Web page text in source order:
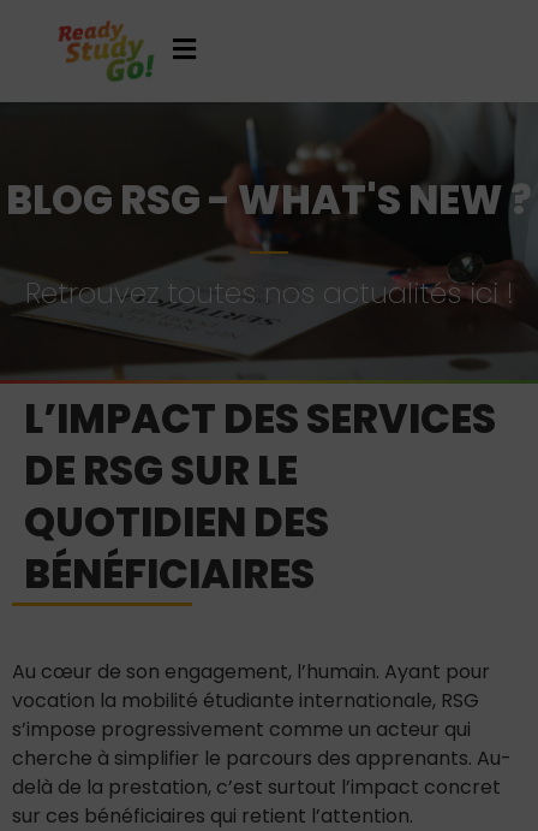
BLOG RSG - WHAT'S NEW ?
Retrouvez toutes nos actualités ici !
L’IMPACT DES SERVICES
DE RSG SUR LE
QUOTIDIEN DES
BÉNÉFICIAIRES
Au cœur de son engagement, l’humain. Ayant pour
vocation la mobilité étudiante internationale, RSG
s’impose progressivement comme un acteur qui
cherche à simplifier le parcours des apprenants. Au-
delà de la prestation, c’est surtout l’impact concret
sur ces bénéficiaires qui retient l’attention.